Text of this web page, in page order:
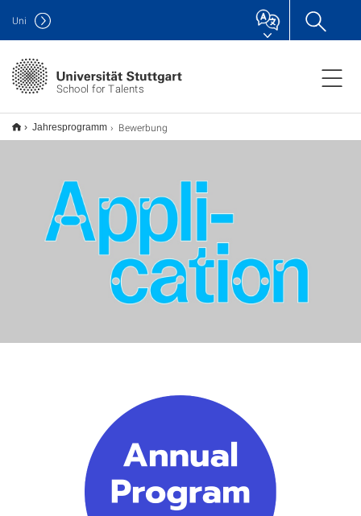
School for Talents
Uni
Jahresprogramm Bewerbung